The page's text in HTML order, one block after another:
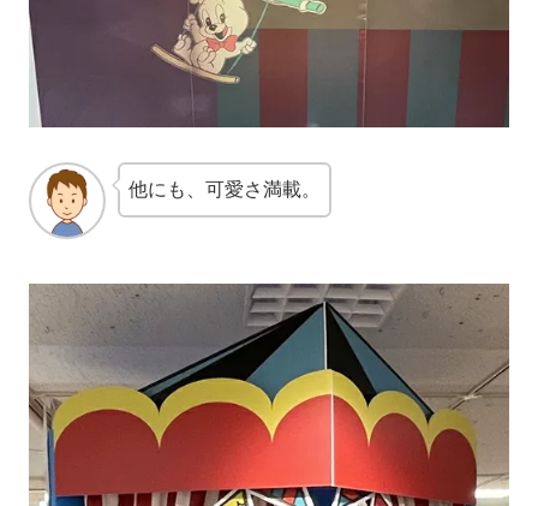
他にも、可愛さ満載。